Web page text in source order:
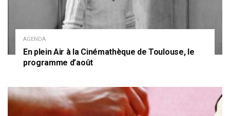
AGENDA
En plein Air à la Cinémathèque de Toulouse, le
programme d’août